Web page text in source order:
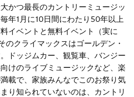
かつ最長のカントリーミュージッ
年1月に10日間にわたり50年以上
イベントと無料イベント（実に
のクライマックスはゴールデン・
ドッジムカー、観覧車、バンジー
けのライブミュージックなど、楽
載で、家族みんなでこのお祭り気
り知られていないのは、
カントリ